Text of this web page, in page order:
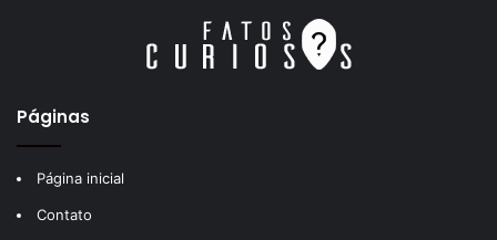
Páginas
Página inicial
Contato